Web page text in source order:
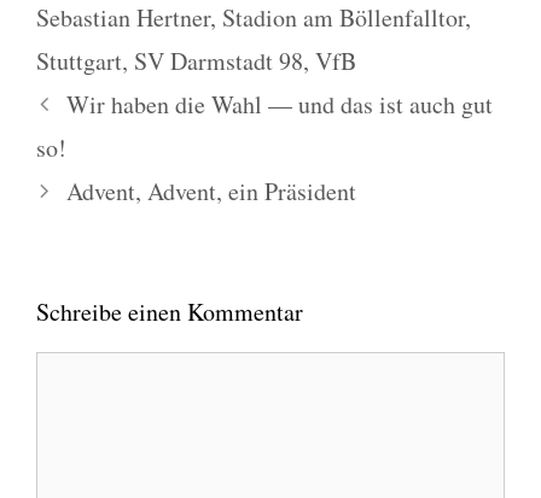
Sebastian Hertner, Stadion am Böllenfalltor,
Stuttgart, SV Darmstadt 98, VfB
Wir haben die Wahl — und das ist auch gut
so!
Advent, Advent, ein Präsident
Schreibe einen Kommentar